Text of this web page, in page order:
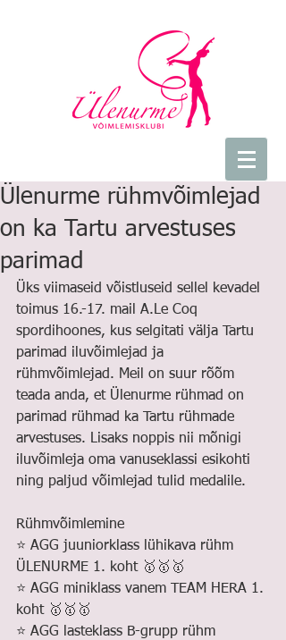
Ülenurme rühmvõimlejad
on ka Tartu arvestuses
parimad
Üks viimaseid võistluseid sellel kevadel
toimus 16.-17. mail A.Le Coq
spordihoones, kus selgitati välja Tartu
parimad iluvõimlejad ja
rühmvõimlejad. Meil on suur rõõm
teada anda, et Ülenurme rühmad on
parimad rühmad ka Tartu rühmade
arvestuses. Lisaks noppis nii mõnigi
iluvõimleja oma vanuseklassi esikohti
ning paljud võimlejad tulid medalile.
Rühmvõimlemine
⭐️ AGG juuniorklass lühikava rühm
ÜLENURME 1. koht 🥇🥇🥇
⭐️ AGG miniklass vanem TEAM HERA 1.
koht 🥇🥇🥇
⭐️ AGG lasteklass B-grupp rühm